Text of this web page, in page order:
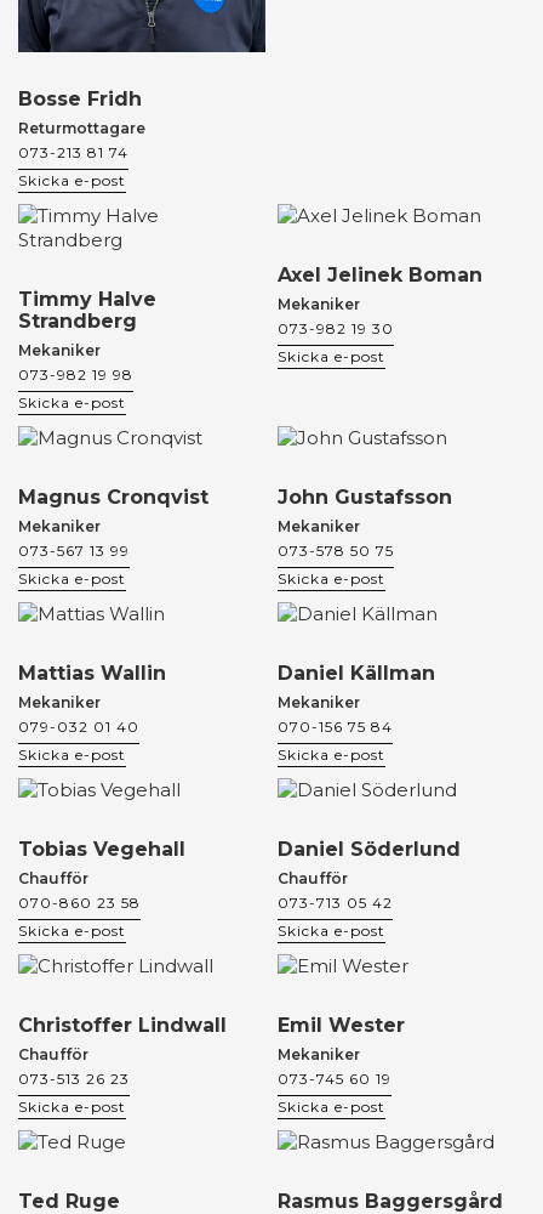
Bosse Fridh
Returmottagare
073-213 81 74
Skicka e-post
Timmy Halve
Strandberg
Mekaniker
073-982 19 98
Skicka e-post
Axel Jelinek Boman
Mekaniker
073-982 19 30
Skicka e-post
Magnus Cronqvist
Mekaniker
073-567 13 99
Skicka e-post
John Gustafsson
Mekaniker
073-578 50 75
Skicka e-post
Mattias Wallin
Mekaniker
079-032 01 40
Skicka e-post
Daniel Källman
Mekaniker
070-156 75 84
Skicka e-post
Tobias Vegehall
Chaufför
070-860 23 58
Skicka e-post
Daniel Söderlund
Chaufför
073-713 05 42
Skicka e-post
Christoffer Lindwall
Chaufför
073-513 26 23
Skicka e-post
Emil Wester
Mekaniker
073-745 60 19
Skicka e-post
Ted Ruge Rasmus Baggersgård